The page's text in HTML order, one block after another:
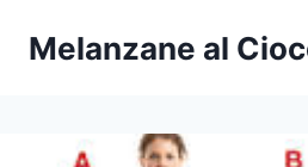
Melanzane al